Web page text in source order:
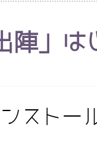
陣」は
ストー